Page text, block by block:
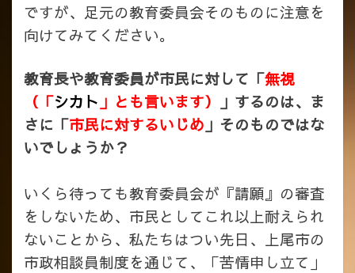
ですが、足元の教育委員会そのものに注意を
向けてみてください。
教育長や教育委員が市民に対して「無視
（「シカト 」とも言います）
」するのは、ま
さに「市民に対するいじめ 」そのものではな
いでしょうか？
いくら待っても教育委員会が『請願』の審査
をしないため、市民としてこれ以上耐えられ
ないことから、私たちはつい先日、上尾市の
市政相談員制度を通じて、「苦情申し立て」